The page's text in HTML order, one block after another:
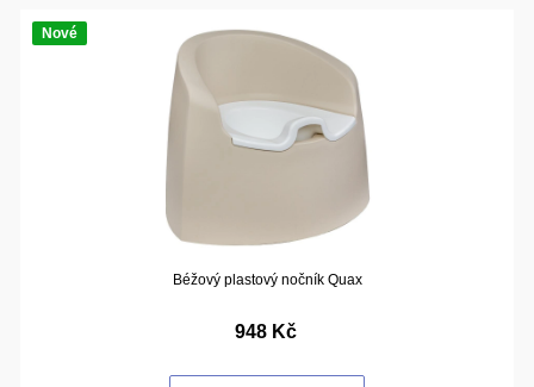
Nové
Béžový plastový nočník Quax
948 Kč